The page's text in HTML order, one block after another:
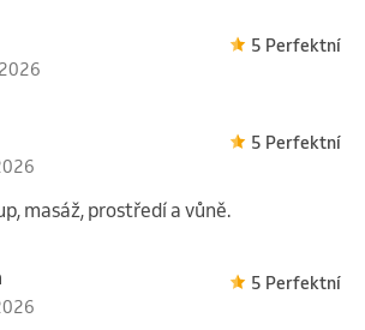
5 Perfektní
5 Perfektní
masáž, prostředí a vůně.
5 Perfektní